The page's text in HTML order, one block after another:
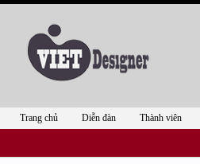
Trang chủ Diễn đàn Thành viên